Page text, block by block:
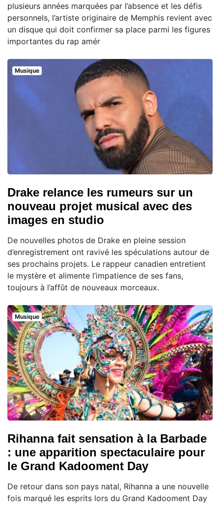
plusieurs années marquées par l’absence et les défis
personnels, l’artiste originaire de Memphis revient avec
un disque qui doit confirmer sa place parmi les figures
importantes du rap amér
Musique
Drake relance les rumeurs sur un
nouveau projet musical avec des
images en studio
De nouvelles photos de Drake en pleine session
d’enregistrement ont ravivé les spéculations autour de
ses prochains projets. Le rappeur canadien entretient
le mystère et alimente l’impatience de ses fans,
toujours à l’affût de nouveaux morceaux.
Musique
Rihanna fait sensation à la Barbade
: une apparition spectaculaire pour
le Grand Kadooment Day
De retour dans son pays natal, Rihanna a une nouvelle
fois marqué les esprits lors du Grand Kadooment Day